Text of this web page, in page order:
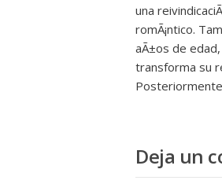
una
romÃ¡ntico.
aÃ±os de
transforma su
Deja un